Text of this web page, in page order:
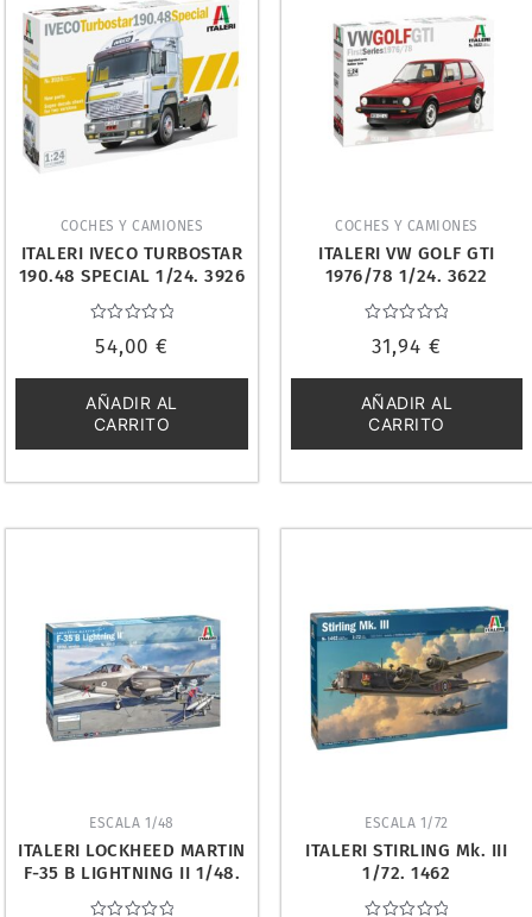
COCHES Y CAMIONES
ITALERI IVECO TURBOSTAR
190.48 SPECIAL 1/24. 3926
con
de
5
54,00 €
AÑADIR AL
CARRITO
COCHES Y CAMIONES
ITALERI VW GOLF GTI
1976/78 1/24. 3622
con
de
5
31,94 €
AÑADIR AL
CARRITO
ESCALA 1/48
ITALERI LOCKHEED MARTIN
F-35 B LIGHTNING II 1/48.
2810
ESCALA 1/72
ITALERI STIRLING Mk. III
1/72. 1462